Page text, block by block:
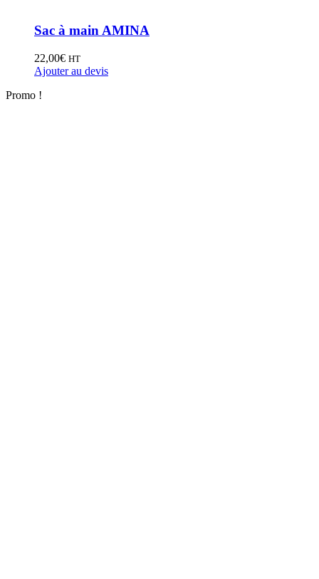
Sac à main AMINA
22,00€ HT
Ajouter au devis
Promo !